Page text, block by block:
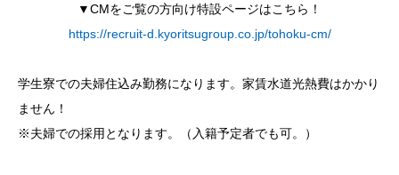
▼CMをご覧の方向け特設ページはこちら！
https://recruit-d.kyoritsugroup.co.jp/tohoku-cm/
学生寮での夫婦住込み勤務になります。家賃水道光熱費はかかり
ません！
※夫婦での採用となります。（入籍予定者でも可。）